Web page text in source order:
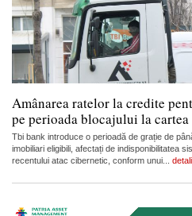
Amânarea ratelor la credite
pe perioada blocajului la
Tbi bank introduce o perioadă de grație de
imobiliari eligibili, afectați de indisponibilitatea
recentului atac cibernetic, conform unui...